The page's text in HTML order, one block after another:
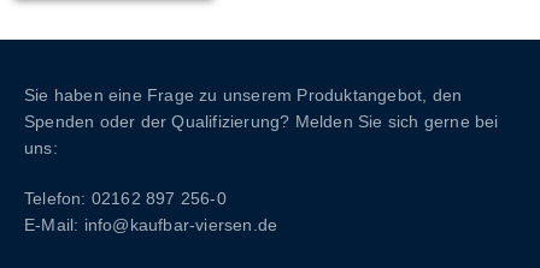
Sie haben eine Frage zu unserem Produktangebot, den
Spenden oder der Qualifizierung? Melden Sie sich gerne bei
uns:
Telefon: 02162 897 256-0
E-Mail: info@kaufbar-viersen.de